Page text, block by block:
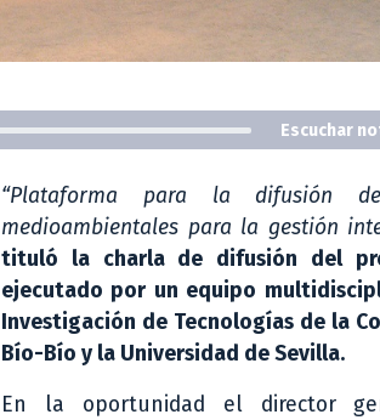
Escuchar
“Plataforma para la difusión
medioambientales para la gestión
tituló la charla de difusión del
ejecutado por un equipo
Investigación de Tecnologías de la
Bío-Bío y la Universidad de Sevilla.
En la oportunidad el director